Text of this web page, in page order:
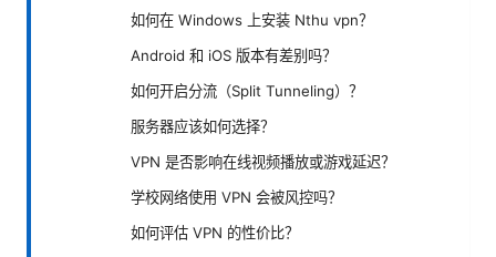
如何在 Windows 上安装 Nthu vpn？
Android 和 iOS 版本有差别吗？
如何开启分流（Split Tunneling）？
服务器应该如何选择？
VPN 是否影响在线视频播放或游戏延迟？
学校网络使用 VPN 会被风控吗？
如何评估 VPN 的性价比？